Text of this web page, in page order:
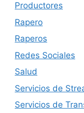
Productores
Rapero
Raperos
Redes Sociales
Salud
Servicios de
Servicios de